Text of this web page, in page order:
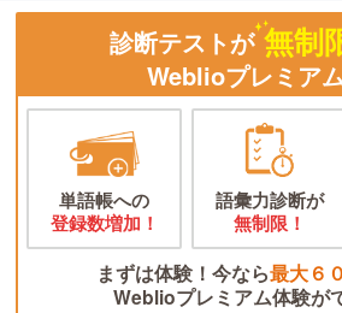
診断テストが 無制
Weblioプレミア
単語帳への
登録数増加！
語彙力診断が
無制限！
まずは体験！今なら最大６
Weblioプレミアム体験が